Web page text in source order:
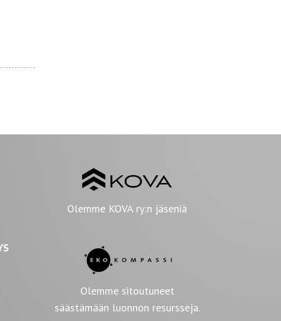
Olemme KOVA ry:n jäseniä
Olemme sitoutuneet
säästämään luonnon resursseja.